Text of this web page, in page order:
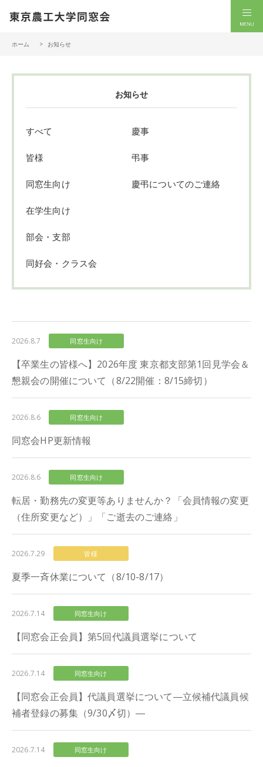
ホーム お知らせ
お知らせ
すべて
皆様
同窓生向け
在学生向け
部会・支部
同好会・クラス会
慶事
弔事
慶弔についてのご連絡
2026.8.7 同窓生向け
【卒業生の皆様へ】2026年度 東京都支部第1回見学会＆
懇親会の開催について（8/22開催：8/15締切）
2026.8.6 同窓生向け
同窓会HP更新情報
2026.8.6 同窓生向け
転居・勤務先の変更等ありませんか？「会員情報の変更
（住所変更など）」「ご逝去のご連絡」
2026.7.29 皆様
夏季一斉休業について（8/10-8/17）
2026.7.14 同窓生向け
【同窓会正会員】第5回代議員選挙について
2026.7.14 同窓生向け
【同窓会正会員】代議員選挙について―立候補代議員候
補者登録の募集（9/30〆切）―
2026.7.14 同窓生向け